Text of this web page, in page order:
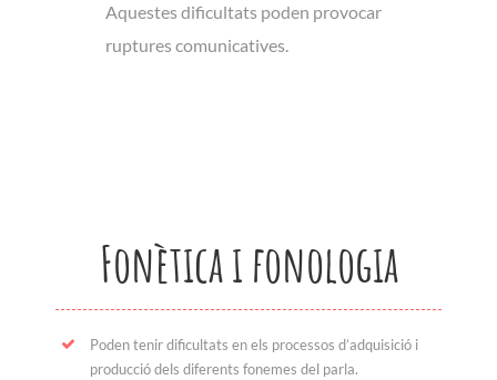
Aquestes dificultats poden provocar
ruptures comunicatives.
Fonètica i fonologia
Poden tenir dificultats en els processos d’adquisició i
producció dels diferents fonemes del parla.